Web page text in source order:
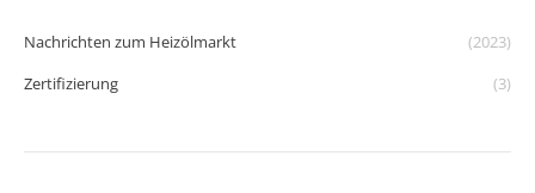
Nachrichten zum Heizölmarkt
(2023)
Zertifizierung
(3)